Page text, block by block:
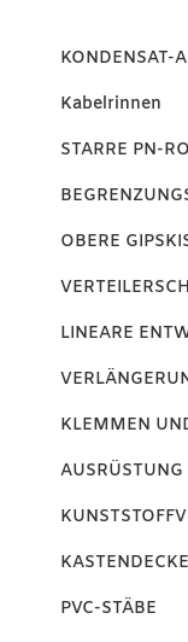
KONDENSAT-
Kabelrinnen
STARRE PN-
OBERE
LINEARE
KLEMMEN
AUSRÜSTUNG
PVC-STÄBE